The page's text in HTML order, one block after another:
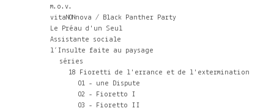
S
m.o.v.
vitaNONnova / Black Panther Party
Le Préau d'un Seul
Assistante sociale
l’Insulte faite au paysage
séries
18 Fioretti de l'errance et de l'extermination
01 - une Dispute
02 - Fioretto I
03 - Fioretto II